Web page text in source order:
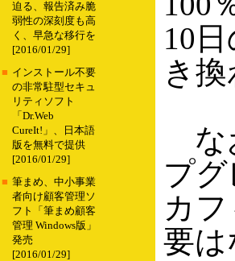
迫る、報告済み脆
弱性の深刻度も高
く、早急な移行を
[2016/01/29]
■ インストール不要
の非常駐型セキュ
リティソフト
「Dr.Web
CureIt!」、日本語
版を無料で提供
[2016/01/29]
■ 筆まめ、中小事業
者向け顧客管理ソ
フト「筆まめ顧客
管理 Windows版」
発売
[2016/01/29]
10
き
な
プ
カ
要